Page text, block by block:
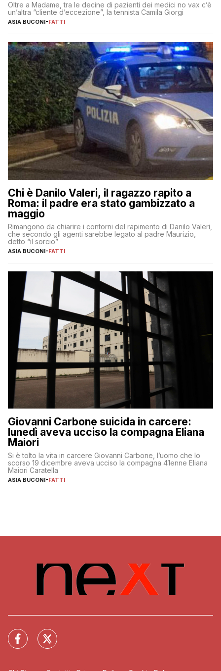
Oltre a Madame, tra le decine di pazienti dei medici no vax c’è
un’altra “cliente d’eccezione”, la tennista Camila Giorgi
ASIA BUCONI-FATTI
Chi è Danilo Valeri, il ragazzo rapito a
Roma: il padre era stato gambizzato a
maggio
Rimangono da chiarire i contorni del rapimento di Danilo Valeri,
che secondo gli agenti sarebbe legato al padre Maurizio,
detto “il sorcio”
ASIA BUCONI-FATTI
Giovanni Carbone suicida in carcere:
lunedì aveva ucciso la compagna Eliana
Maiori
Si è tolto la vita in carcere Giovanni Carbone, l’uomo che lo
scorso 19 dicembre aveva ucciso la compagna 41enne Eliana
Maiori Caratella
ASIA BUCONI-FATTI